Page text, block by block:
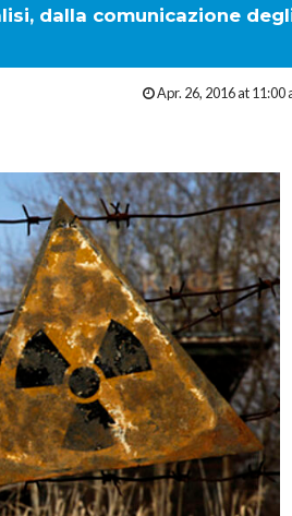
dalla comunicazione
Apr. 26, 2016 at 11:00